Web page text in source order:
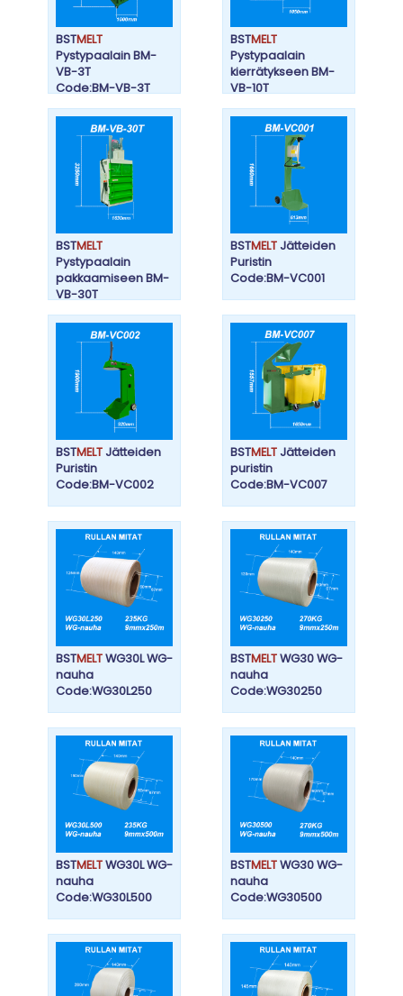
BSTMELT
Pystypaalain BM-
VB-3T
Code:BM-VB-3T
BSTMELT
Pystypaalain
kierrätykseen BM-
VB-10T
BSTMELT
Pystypaalain
pakkaamiseen BM-
VB-30T
BSTMELT Jätteiden
Puristin
Code:BM-VC001
BSTMELT Jätteiden
Puristin
Code:BM-VC002
BSTMELT Jätteiden
puristin
Code:BM-VC007
BSTMELTWG30L WG-
nauha
Code:WG30L250
BSTMELTWG30 WG-
nauha
Code:WG30250
BSTMELTWG30L WG-
nauha
Code:WG30L500
BSTMELTWG30 WG-
nauha
Code:WG30500